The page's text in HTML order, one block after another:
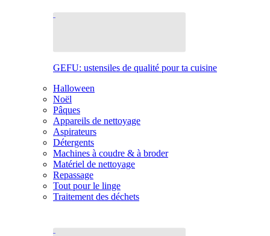
GEFU: ustensiles de qualité pour ta cuisine
Halloween
Noël
Pâques
Appareils de nettoyage
Aspirateurs
Détergents
Machines à coudre & à broder
Matériel de nettoyage
Repassage
Tout pour le linge
Traitement des déchets